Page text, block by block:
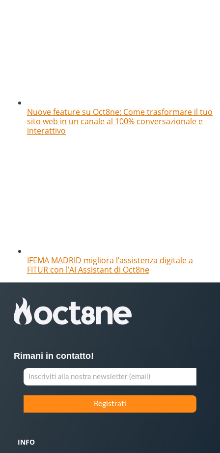
Nuove feature su Oct8ne: Come trasformare il tuo
sito web in un canale al 100% conversazionale e
interattivo
IFEMA MADRID migliora l’assistenza digitale a
FITUR con l’AI Assistant di Oct8ne
Rimani in contatto!
INFO